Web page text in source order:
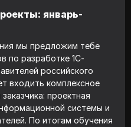
январь-
мы предложим тебе
по разработке 1С-
российского
входить комплексное
проектная
системы и
По итогам обучения